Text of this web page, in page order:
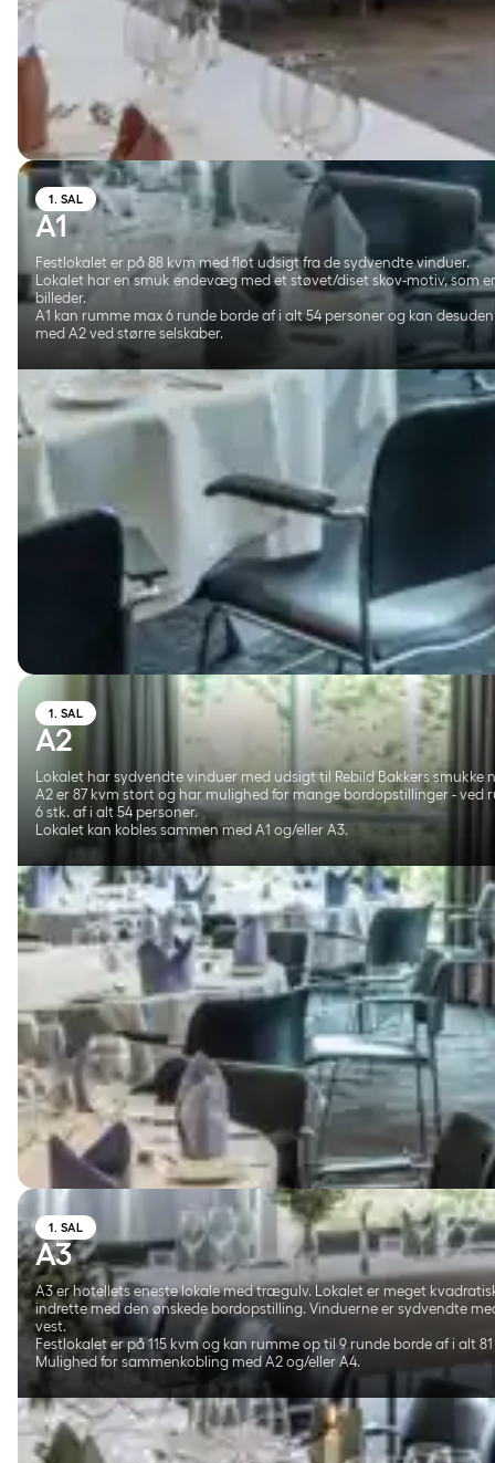
1. SAL
A1
Festlokalet er på 88 kvm med flot udsigt fra de sydvendte vinduer.
Lokalet har en smuk endevæg med et støvet/diset skov-motiv, som
billeder.
A1 kan rumme max 6 runde borde af i alt 54 personer og kan
med A2 ved større selskaber.
1. SAL
A2
Lokalet har sydvendte vinduer med udsigt til Rebild Bakkers smukke
A2 er 87 kvm stort og har mulighed for mange bordopstillinger - ved
6 stk. af i alt 54 personer.
Lokalet kan kobles sammen med A1 og/eller A3.
1. SAL
A3
A3 er hotellets eneste lokale med trægulv. Lokalet er meget
indrette med den ønskede bordopstilling. Vinduerne er sydvendte
vest.
Festlokalet er på 115 kvm og kan rumme op til 9 runde borde af i alt
Mulighed for sammenkobling med A2 og/eller A4.